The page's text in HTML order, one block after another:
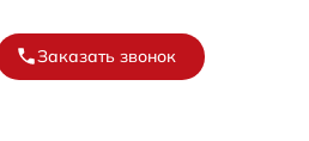
Заказать звонок